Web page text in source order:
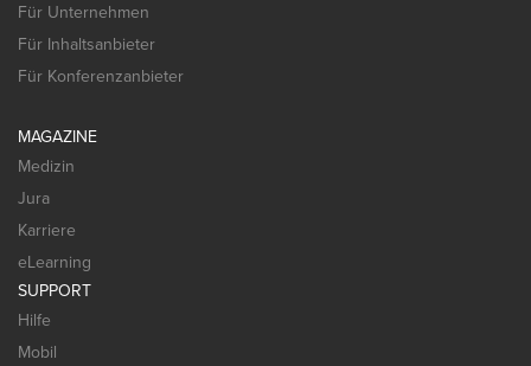
Für Unternehmen
Für Inhaltsanbieter
Für Konferenzanbieter
MAGAZINE
Medizin
Jura
Karriere
eLearning
SUPPORT
Hilfe
Mobil